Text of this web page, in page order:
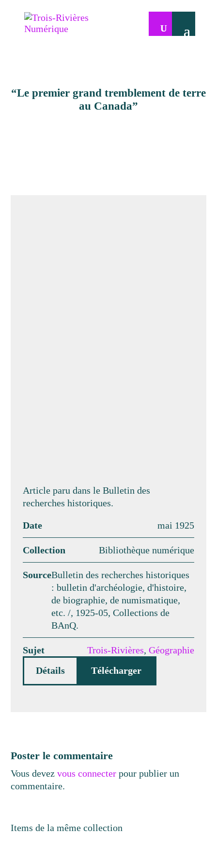
“Le premier grand tremblement de terre
au Canada”
Article paru dans le Bulletin des
recherches historiques.
Date mai 1925
Collection Bibliothèque numérique
SourceBulletin des recherches historiques
: bulletin d'archéologie, d'histoire,
de biographie, de numismatique,
etc. /, 1925-05, Collections de
BAnQ.
Sujet Trois-Rivières, Géographie
Détails
Télécharger
Poster le commentaire
Vous devezvous connecter pour publier un
commentaire.
Items de la même collection